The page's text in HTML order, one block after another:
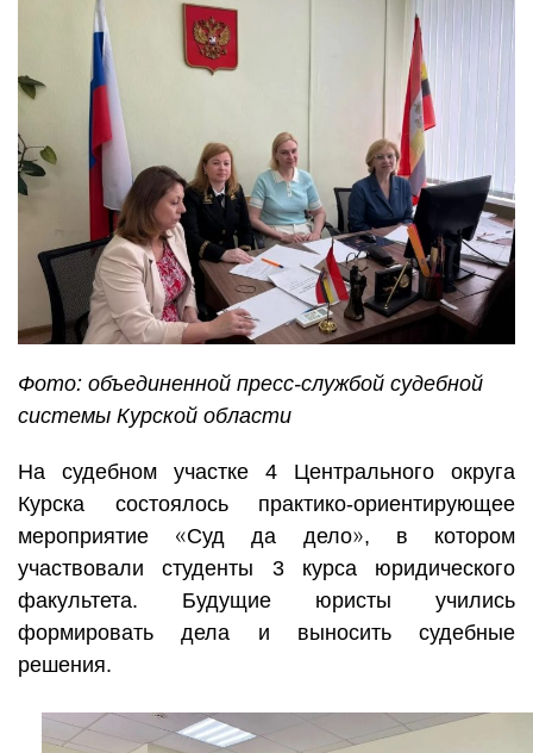
Фото: объединенной пресс-службой судебной
системы Курской области
На судебном участке 4 Центрального округа
Курска состоялось практико-ориентирующее
мероприятие «Суд да дело», в котором
участвовали студенты 3 курса юридического
факультета. Будущие юристы учились
формировать дела и выносить судебные
решения.